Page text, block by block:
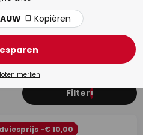
Filter1
-€ 10,00
Kopiëren
merken